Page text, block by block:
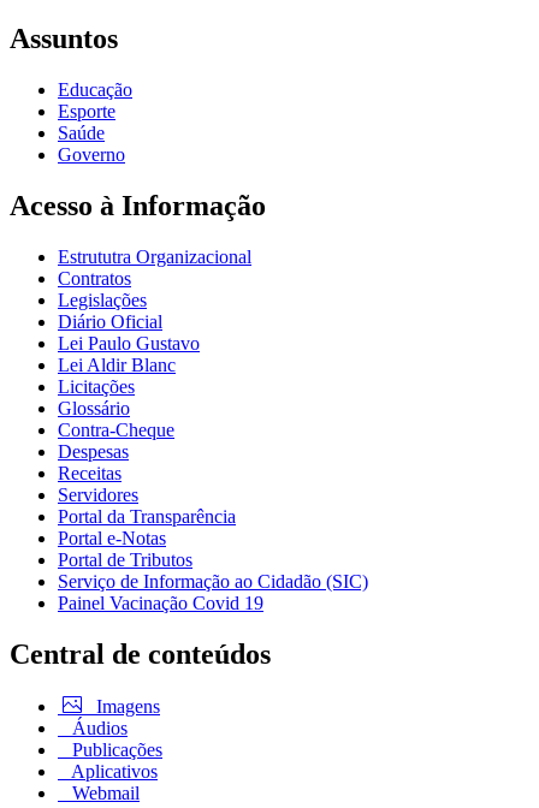
Assuntos
Educação
Esporte
Saúde
Governo
Acesso à Informação
Estrututra Organizacional
Contratos
Legislações
Diário Oficial
Lei Paulo Gustavo
Lei Aldir Blanc
Licitações
Glossário
Contra-Cheque
Despesas
Receitas
Servidores
Portal da Transparência
Portal e-Notas
Portal de Tributos
Serviço de Informação ao Cidadão (SIC)
Painel Vacinação Covid 19
Central de conteúdos
Imagens
Áudios
Publicações
Aplicativos
Webmail